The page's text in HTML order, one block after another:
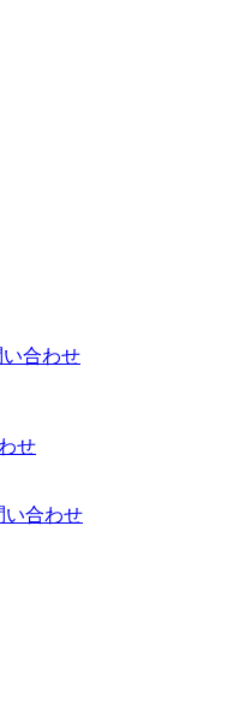
合わせ
せ
い合わせ